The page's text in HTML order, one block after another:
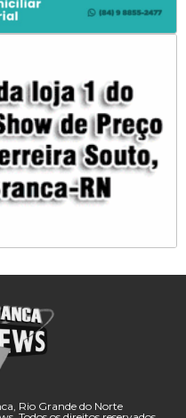
Rio Grande do Norte